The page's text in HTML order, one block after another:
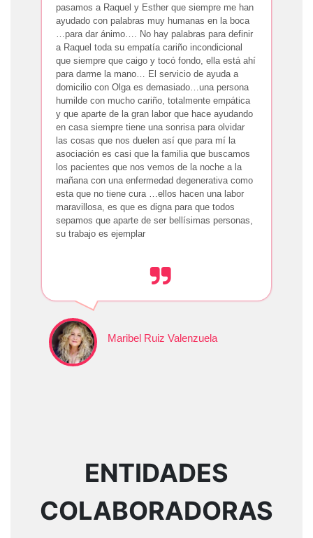
pasamos a Raquel y Esther que siempre me han
ayudado con palabras muy humanas en la boca
…para dar ánimo…. No hay palabras para definir
a Raquel toda su empatía cariño incondicional
que siempre que caigo y tocó fondo, ella está ahí
para darme la mano… El servicio de ayuda a
domicilio con Olga es demasiado…una persona
humilde con mucho cariño, totalmente empática
y que aparte de la gran labor que hace ayudando
en casa siempre tiene una sonrisa para olvidar
las cosas que nos duelen así que para mí la
asociación es casi que la familia que buscamos
los pacientes que nos vemos de la noche a la
mañana con una enfermedad degenerativa como
esta que no tiene cura …ellos hacen una labor
maravillosa, es que es digna para que todos
sepamos que aparte de ser bellísimas personas,
su trabajo es ejemplar
Maribel Ruiz Valenzuela
ENTIDADES
COLABORADORAS